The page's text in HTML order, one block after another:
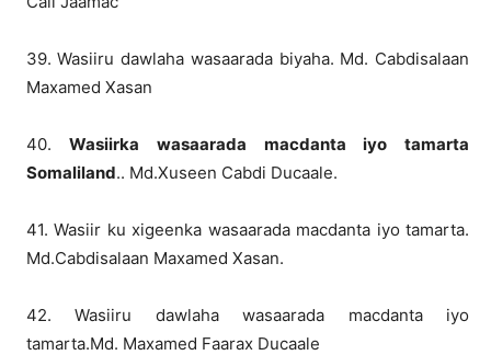
39. Wasiiru dawlaha wasaarada biyaha. Md. Cabdisalaan
Maxamed Xasan
40.Wasiirka wasaarada macdanta iyo tamarta
Somaliland.. Md.Xuseen Cabdi Ducaale.
41. Wasiir ku xigeenka wasaarada macdanta iyo tamarta.
Md.Cabdisalaan Maxamed Xasan.
42. Wasiiru dawlaha wasaarada macdanta iyo
tamarta.Md. Maxamed Faarax Ducaale